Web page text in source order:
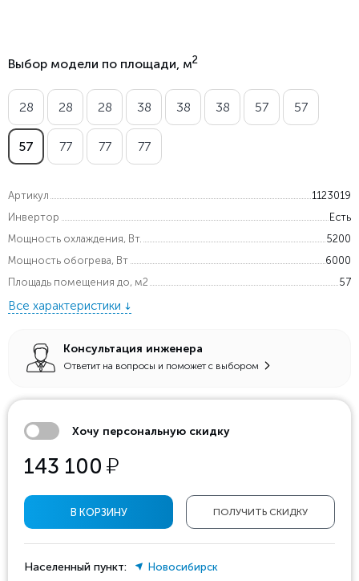
Выбор модели по площади, м2
28 28 28 38 38 38 57 57
57 77 77 77
Артикул
1123019
Инвертор
Есть
Мощность охлаждения, Вт.
5200
Мощность обогрева, Вт
6000
Площадь помещения до, м2
57
Все характеристики
Консультация инженера
Ответит на вопросы и поможет с выбором
Хочу персональную скидку
143 100 у
ПОЛУЧИТЬ СКИДКУ
В КОРЗИНУ
Населенный пункт: Новосибирск